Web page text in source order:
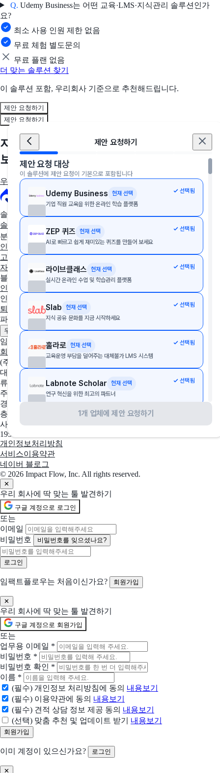
Q. Udemy Business는 어떤 교육·LMS·지식관리 솔루션인가
요?
최소 사용 인원 제한 없음
무료 체험 별도문의
무료 플랜 없음
더 맞는 솔루션 찾기
이 솔루션 포함, 우리회사 기준으로 추천해드립니다.
제안 요청하기
제안 요청하기
제안 요청 대상
이 솔루션에 제안 요청이 기본으로 포함됩니다
Udemy Business
현재 선택
기업 직원 교육을 위한 온라인 학습 플랫폼
선택됨
ZEP 퀴즈
현재 선택
AI로 빠르고 쉽게 재미있는 퀴즈를 만들어 보세요
선택됨
라이브클래스
현재 선택
실시간 온라인 수업 및 학습관리 플랫폼
선택됨
Slab
현재 선택
지식 공유 문화를 지금 시작하세요
선택됨
훌라로 현재 선택
교육운영 부담을 덜어주는 대체불가 LMS 시스템
선택됨
Labnote Scholar
현재 선택
연구 혁신을 위한 최고의 파트너
선택됨
함께 제안 요청할 솔루션 (선택)
선택한 업체들과 함께 비교 제안을 받아볼 수 있어요
Udemy Business
ZEP 퀴즈
라이브클래스
실시간 온라인 수업 및 학습관리 플랫폼
Slab
지식 공유 문화를 지금 시작하세요
훌라로
교육운영 부담을 덜어주는 대체불가 LMS 시스템
Labnote Scholar
연구 혁신을 위한 최고의 파트너
LUCA Workspace
기업 지식관리 전문 솔루션
현재 어떤 상황이신가요?
도입상황을 선택해 주세요.
신규 유입 검토중
1개 업체에 제안 요청하기
제안 요청하기
지금, 우리 회사에 딱 맞는 솔루션을 만나
보세요
우리 회사에 딱 맞는 툴 추천받기
솔루션 추천
솔루션 추천받기
분야별 솔루션
인사·노무
협업툴·그룹웨어 세무·회계 문서관리
영업·
고객관리 AI·자동화 데이터 분석 마케팅 이커머스 웹사이트
자인툴
개발운영 보안접속 통합 자산 관리
교육관리
블로그
인사이트
인사노무 계산기
퇴직금 계산기 4대보험 계산기
파트너
우리 솔루션 등록하기 제휴 문의하기 광고 문의하기
임팩트플로우
회사 소개 팀 소개 채용중인 포지션
(주)임팩트플로우
대표자
류효권
주소
경기도 성남시 수정구 창업로 43, 판교글로벌비즈센터 업무동 4
층 2호
사업자 등록번호
195-88-03109
개인정보처리방침
서비스이용약관
네이버 블로그
© 2026 Impact Flow, Inc. All rights reserved.
✕
우리 회사에 딱 맞는 툴 발견하기
구글 계정으로 로그인
또는
이메일
비밀번호
비밀번호를 잊으셨나요?
임팩트플로우는 처음이신가요? 회원가입
✕
우리 회사에 딱 맞는 툴 발견하기
구글 계정으로 회원가입
또는
업무용 이메일 *
비밀번호 *
비밀번호 확인 *
이름 *
(필수) 개인정보 처리방침에 동의 내용보기
(필수) 이용약관에 동의 내용보기
(필수) 견적 상담 정보 제공 동의 내용보기
(선택) 맞춤 추천 및 업데이트 받기
내용보기
이미 계정이 있으신가요? 로그인
✕